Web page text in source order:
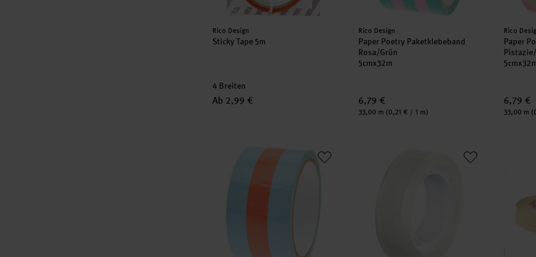
Hersteller:
Rico Design
Sticky Tape 5m
4 Breiten
Ab 2,99 €
Hersteller:
Rico Design
Paper Poetry Paketklebeband
Rosa/Grün
5cmx32m
6,79 €
Inhalt:
33,00 m (0,21 € / 1 m)
Rico
Paper
6,79 €
Inhalt:
33,00 m